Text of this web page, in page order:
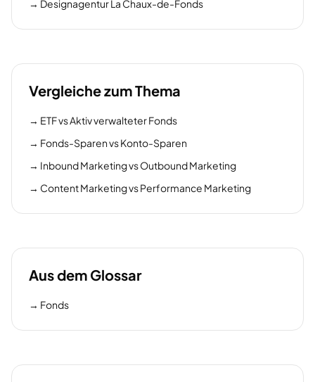
→ Designagentur La Chaux-de-Fonds
Vergleiche zum Thema
→ ETF vs Aktiv verwalteter Fonds
→ Fonds-Sparen vs Konto-Sparen
→ Inbound Marketing vs Outbound Marketing
→ Content Marketing vs Performance Marketing
Aus dem Glossar
→ Fonds